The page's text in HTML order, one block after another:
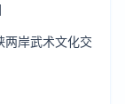
岸武术文化交